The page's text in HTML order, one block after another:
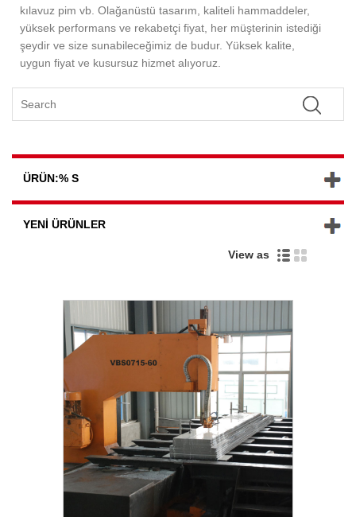
kılavuz pim vb. Olağanüstü tasarım, kaliteli hammaddeler,
yüksek performans ve rekabetçi fiyat, her müşterinin istediği
şeydir ve size sunabileceğimiz de budur. Yüksek kalite,
uygun fiyat ve kusursuz hizmet alıyoruz.
ÜRÜN:% S
YENI ÜRÜNLER
View as